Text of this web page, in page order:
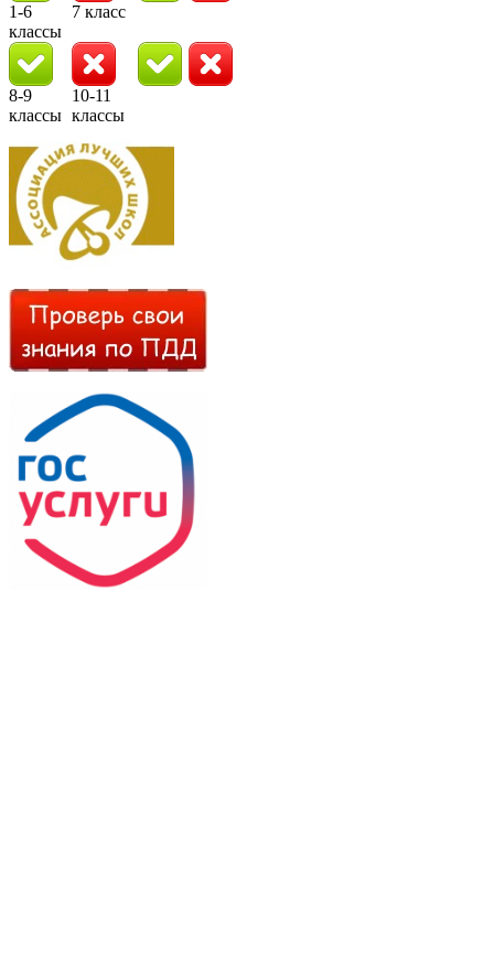
1-6
классы
7 класс
8-9
классы
10-11
классы